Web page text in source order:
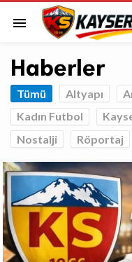
menu
Haberler
Tümü Altyapı
Kadın Futbol
Nostalji
Röportaj